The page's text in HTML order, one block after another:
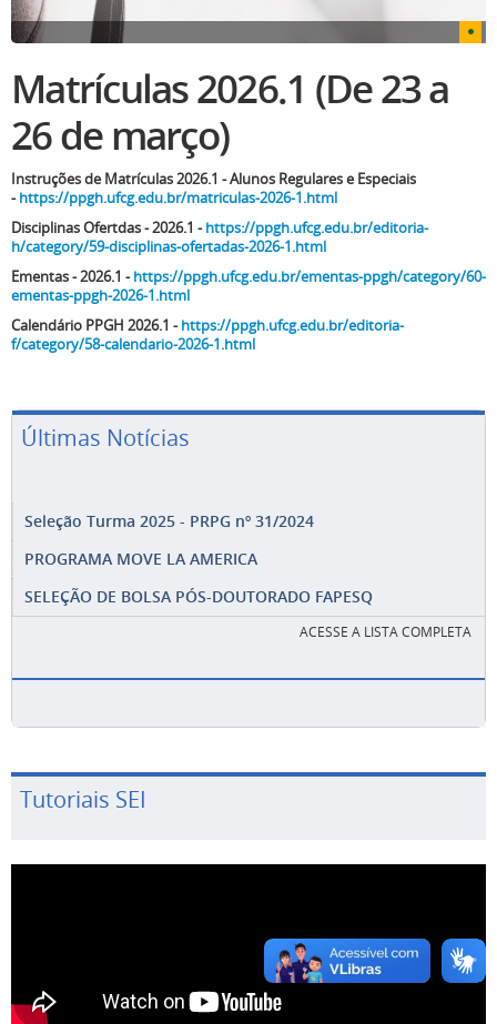
Matrículas 2026.1 (De 23 a
26 de março)
Instruções de Matrículas 2026.1 - Alunos Regulares e Especiais
-https://ppgh.ufcg.edu.br/matriculas-2026-1.html
Disciplinas Ofertdas - 2026.1 -https://ppgh.ufcg.edu.br/editoria-
h/category/59-disciplinas-ofertadas-2026-1.html
Ementas - 2026.1 -https://ppgh.ufcg.edu.br/ementas-ppgh/category/60-
ementas-ppgh-2026-1.html
Calendário PPGH 2026.1 -https://ppgh.ufcg.edu.br/editoria-
f/category/58-calendario-2026-1.html
Últimas Notícias
Seleção Turma 2025 - PRPG nº 31/2024
PROGRAMA MOVE LA AMERICA
SELEÇÃO DE BOLSA PÓS-DOUTORADO FAPESQ
ACESSE A LISTA COMPLETA
Tutoriais SEI